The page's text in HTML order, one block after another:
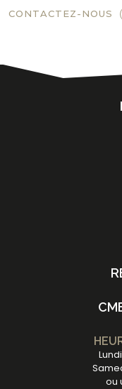
CONTACTEZ-NOUS
ou